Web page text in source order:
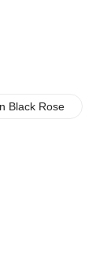
Black Rose